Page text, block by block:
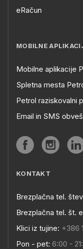
eRačun
MOBILNE
Mobilne aplikacije
Spletna mesta
Petrol raziskovalni
Email in SMS
KONTAKT
Brezplačna tel.
Brezplačna tel. št.
Klici iz tujine: +386
Pon - pet: 6:00 -